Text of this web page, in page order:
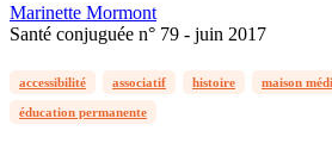
Marinette Mormont
Santé conjuguée n° 79 - juin 2017
accessibilité associatif histoire maison
éducation permanente